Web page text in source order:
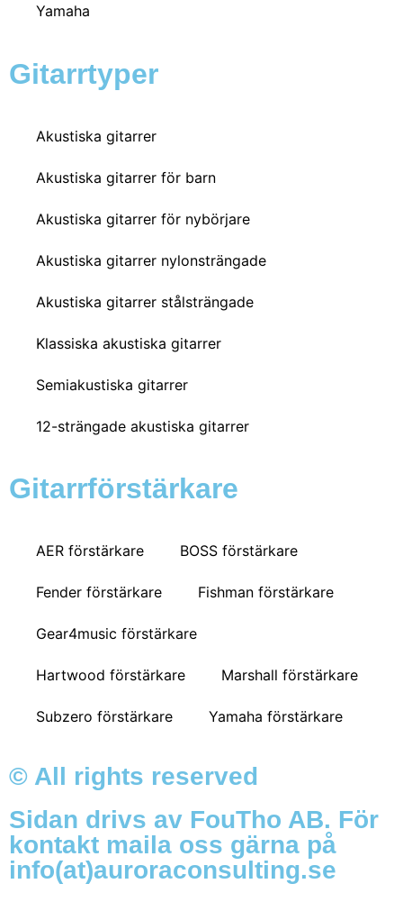
Yamaha
Gitarrtyper
Akustiska gitarrer
Akustiska gitarrer för barn
Akustiska gitarrer för nybörjare
Akustiska gitarrer nylonsträngade
Akustiska gitarrer stålsträngade
Klassiska akustiska gitarrer
Semiakustiska gitarrer
12-strängade akustiska gitarrer
Gitarrförstärkare
AER förstärkare BOSS förstärkare
Fender förstärkare Fishman förstärkare
Gear4music förstärkare
Hartwood förstärkare Marshall förstärkare
Subzero förstärkare Yamaha förstärkare
© All rights reserved
Sidan drivs av FouTho AB. För
kontakt maila oss gärna på
info(at)auroraconsulting.se